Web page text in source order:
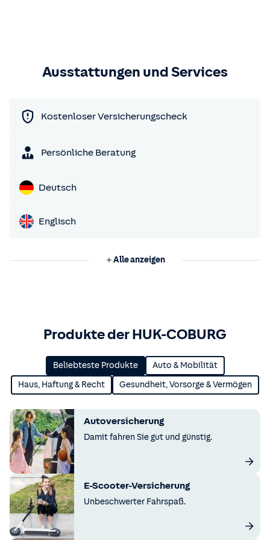
Ausstattungen und Services
Kostenloser Versicherungscheck
Persönliche Beratung
Deutsch
Englisch
Alle anzeigen
Produkte der HUK-COBURG
Beliebteste Produkte Auto & Mobilität
Haus, Haftung & Recht Gesundheit, Vorsorge & Vermögen
Autoversicherung
Damit fahren Sie gut und günstig.
E-Scooter-Versicherung
Unbeschwerter Fahrspaß.